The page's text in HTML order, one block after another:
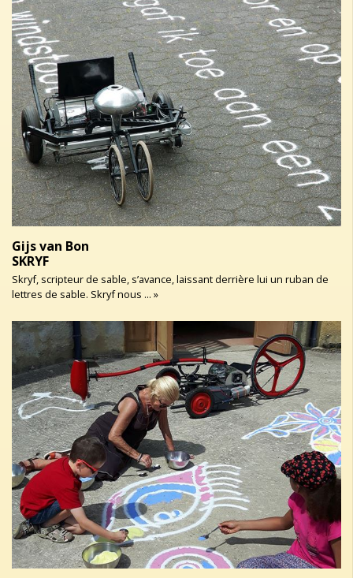
Gijs van Bon
SKRYF
Skryf, scripteur de sable, s’avance, laissant derrière lui un ruban de
lettres de sable. Skryf nous ... »